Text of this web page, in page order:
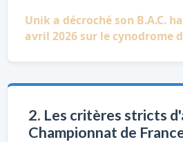
Unik a décroché son B.A.C.
avril 2026 sur le cynodrome
2. Les critères stricts
Championnat de